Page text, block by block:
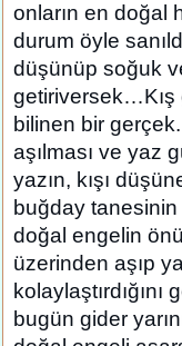
onların en doğal
durum öyle
düşünüp soğuk
getiriversek…Kış
bilinen bir
aşılması ve yaz
yazın, kışı
buğday
doğal engelin
üzerinden aşıp
bugün gider